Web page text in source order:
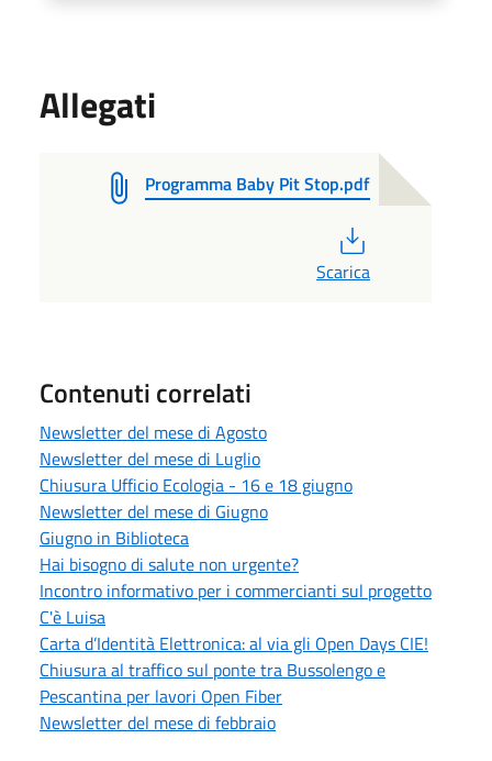
Allegati
Programma Baby Pit Stop.pdf
Scarica
Contenuti correlati
Newsletter del mese di Agosto
Newsletter del mese di Luglio
Chiusura Ufficio Ecologia - 16 e 18 giugno
Newsletter del mese di Giugno
Giugno in Biblioteca
Hai bisogno di salute non urgente?
Incontro informativo per i commercianti sul progetto
C'è Luisa
Carta d’Identità Elettronica: al via gli Open Days CIE!
Chiusura al traffico sul ponte tra Bussolengo e
Pescantina per lavori Open Fiber
Newsletter del mese di febbraio